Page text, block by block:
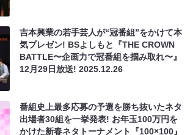
吉本興業の若手芸人が“冠番組”をかけて本
気プレゼン! BSよしもと『THE CROWN
BATTLE〜企画力で冠番組を掴み取れ〜』
12月29日放送!2025.12.26
番組史上最多応募の予選を勝ち抜いたネタ
出場者30組を一挙発表! お年玉100万円を
かけた新春ネタトーナメント『100×100』